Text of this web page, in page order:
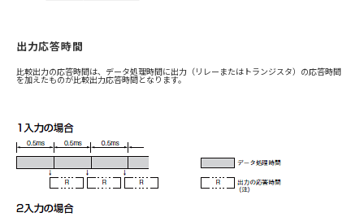
出力応答時間
比較出力の応答時間は、データ処理時間に出力（リレーまたはトランジスタ）の応答時間
を加えたものが比較出力応答時間となります。